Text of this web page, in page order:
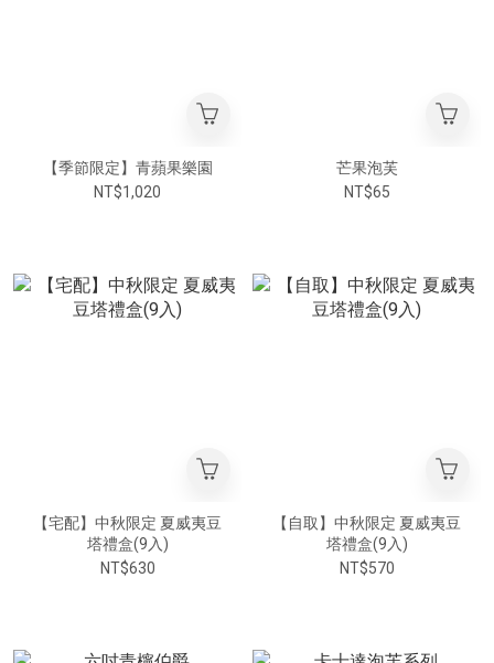
【季節限定】青蘋果樂園
NT$1,020
芒果泡芙
NT$65
【宅配】中秋限定 夏威夷豆
塔禮盒(9入)
NT$630
【自取】中秋限定 夏威夷豆
塔禮盒(9入)
NT$570